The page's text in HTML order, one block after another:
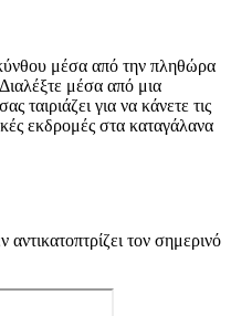
μέσα από την πληθώρα
μέσα από μια
ταιριάζει για να κάνετε τις
εκδρομές στα καταγάλανα
τον σημερινό